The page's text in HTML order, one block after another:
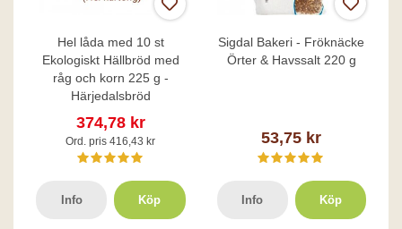
Hel låda med 10 st
Ekologiskt Hällbröd med
råg och korn 225 g -
Härjedalsbröd
374,78 kr
Ord. pris 416,43 kr
Info Köp
Sigdal Bakeri - Fröknäcke
Örter & Havssalt 220 g
53,75 kr
Info Köp